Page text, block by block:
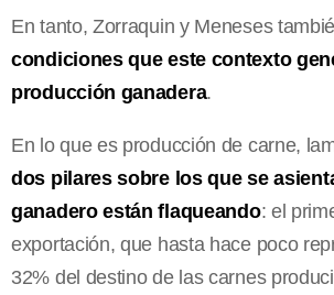
En tanto, Zorraquin y Meneses
condiciones que este contexto
producción ganadera.
En lo que es producción de carne,
dos pilares sobre los que se
ganadero están flaqueando: el
exportación, que hasta hace poco
32% del destino de las carnes